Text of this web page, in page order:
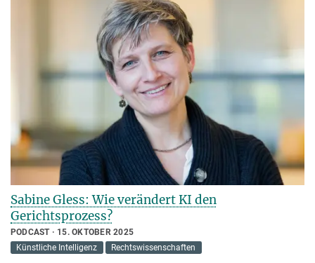
Sabine Gless: Wie verändert KI den
Gerichtsprozess?
PODCAST
15. OKTOBER 2025
Künstliche Intelligenz
Rechtswissenschaften